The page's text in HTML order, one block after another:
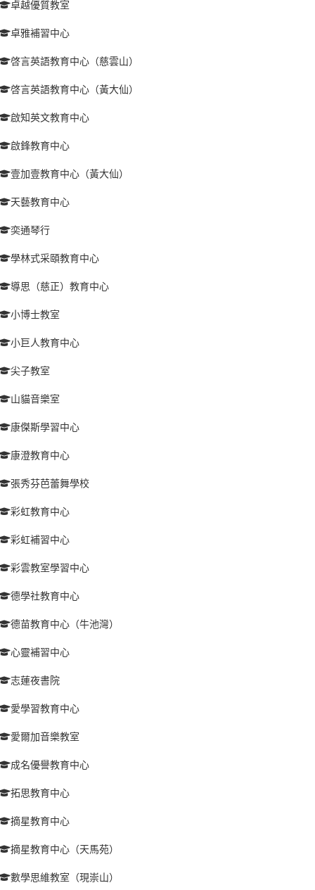
卓越優質教室
卓雅補習中心
啓言英語教育中心（慈雲山）
啓言英語教育中心（黃大仙）
啟知英文教育中心
啟鋒教育中心
壹加壹教育中心（黃大仙）
天藝教育中心
奕通琴行
學林式采頤教育中心
導思（慈正）教育中心
小博士教室
小巨人教育中心
尖子教室
山貓音樂室
康傑斯學習中心
康澄教育中心
張秀芬芭蕾舞學校
彩虹教育中心
彩虹補習中心
彩雲教室學習中心
德學社教育中心
德苗教育中心（牛池灣）
心靈補習中心
志蓮夜書院
愛學習教育中心
愛爾加音樂教室
成名優譽教育中心
拓思教育中心
摘星教育中心
摘星教育中心（天馬苑）
數學思維教室（現崇山）